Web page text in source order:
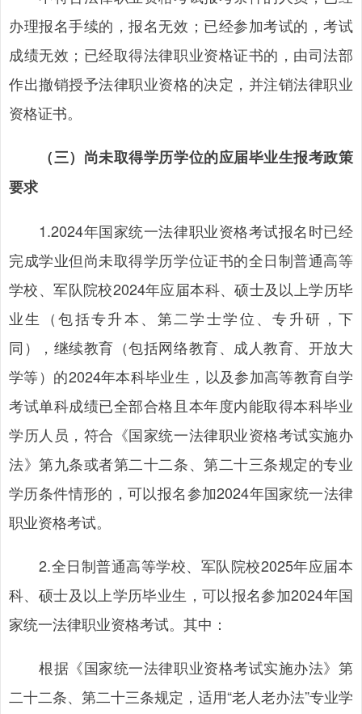
办理报名手续的，报名无效；已经参加考试的，考试
成绩无效；已经取得法律职业资格证书的，由司法部
作出撤销授予法律职业资格的决定，并注销法律职业
资格证书。
（三）尚未取得学历学位的应届毕业生报考政策
要求
1.2024年国家统一法律职业资格考试报名时已经
完成学业但尚未取得学历学位证书的全日制普通高等
学校、军队院校2024年应届本科、硕士及以上学历毕
业生（包括专升本、第二学士学位、专升研，下
同），继续教育（包括网络教育、成人教育、开放大
学等）的2024年本科毕业生，以及参加高等教育自学
考试单科成绩已全部合格且本年度内能取得本科毕业
学历人员，符合《国家统一法律职业资格考试实施办
法》第九条或者第二十二条、第二十三条规定的专业
学历条件情形的，可以报名参加2024年国家统一法律
职业资格考试。
2.全日制普通高等学校、军队院校2025年应届本
科、硕士及以上学历毕业生，可以报名参加2024年国
家统一法律职业资格考试。其中：
根据《国家统一法律职业资格考试实施办法》第
二十二条、第二十三条规定，适用“老人老办法”专业学